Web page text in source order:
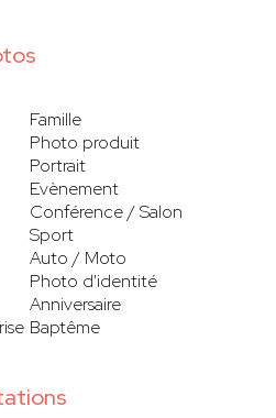
Famille
Photo produit
Portrait
Evènement
Conférence / Salon
Sport
Auto / Moto
Photo d'identité
Anniversaire
Baptême